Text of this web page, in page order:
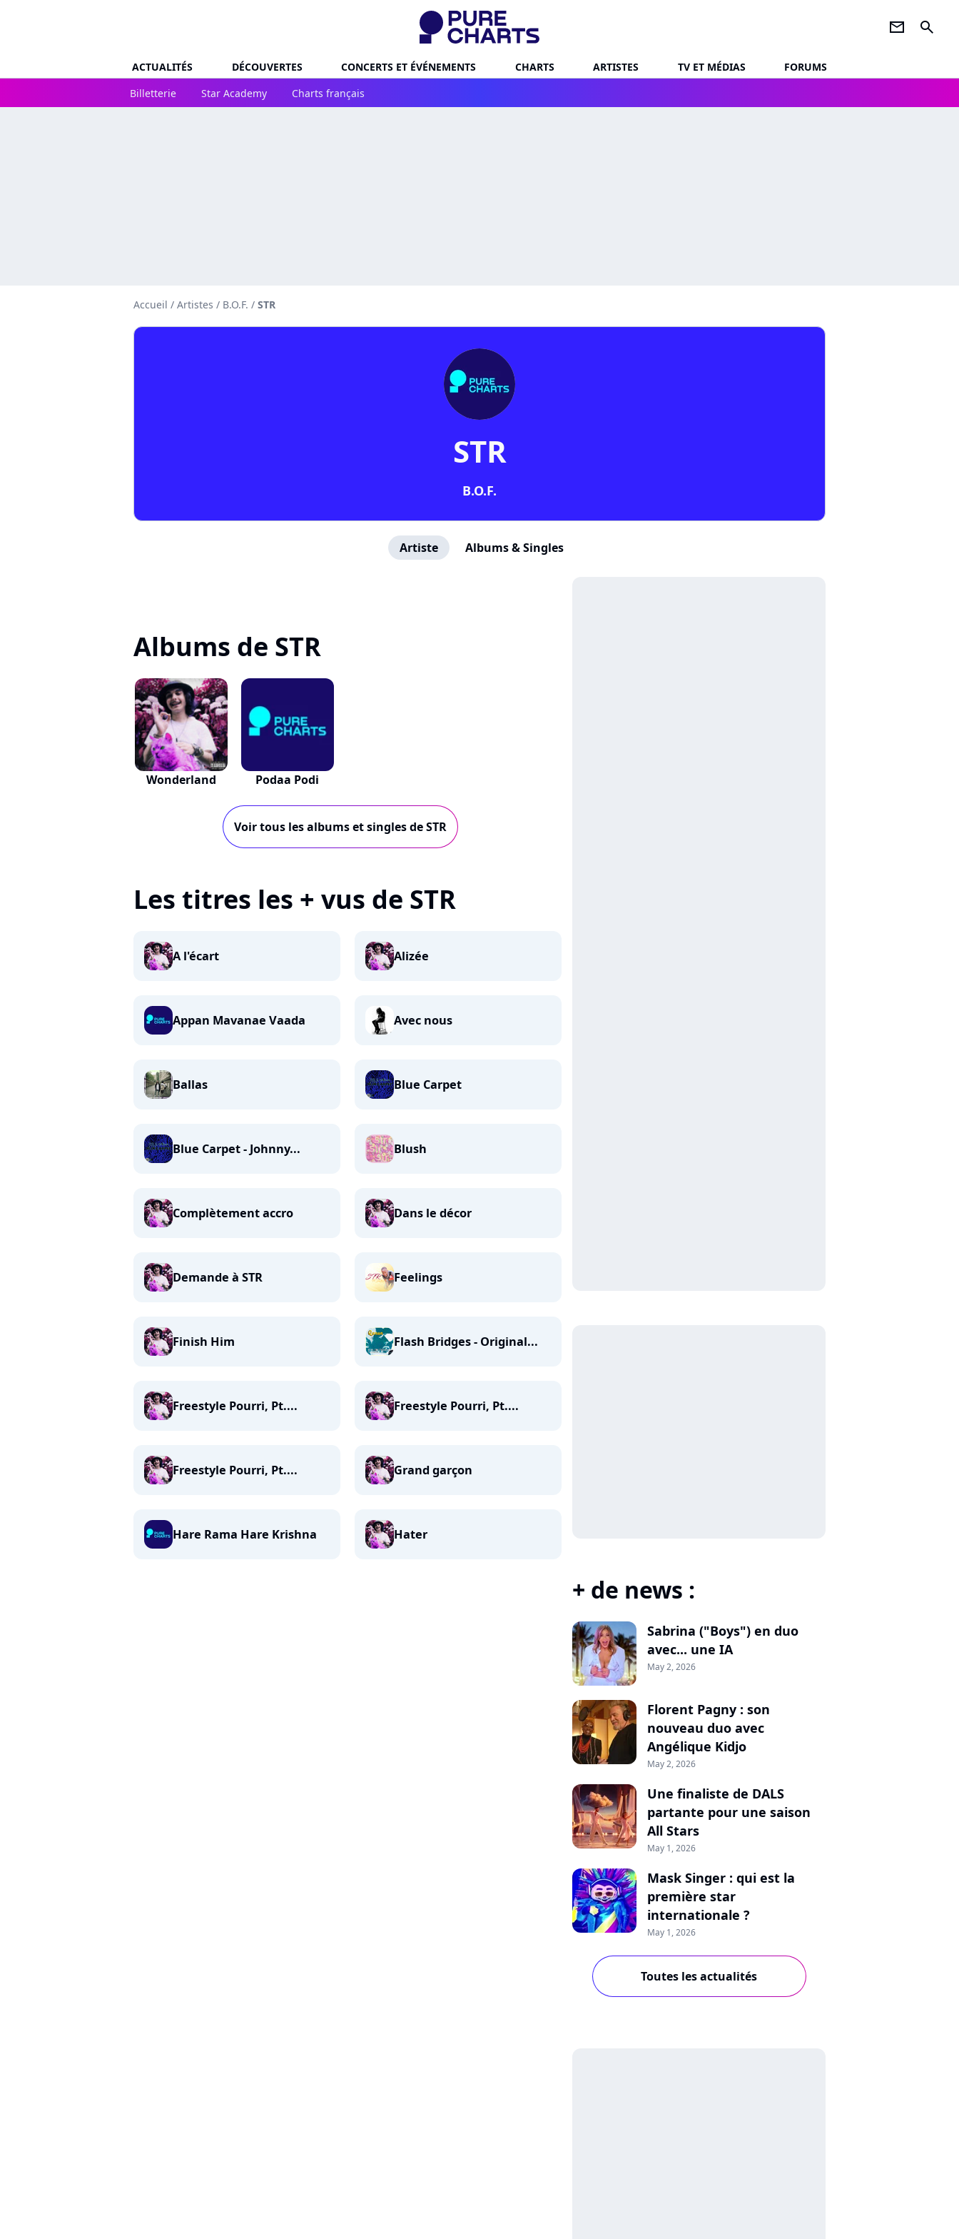
newsletter search
ACTUALITÉS DÉCOUVERTES CONCERTS ET ÉVÉNEMENTS CHARTS ARTISTES TV ET MÉDIAS
FORUMS
Billetterie
Star Academy Charts français
Accueil / Artistes / B.O.F. / STR
STR
B.O.F.
Artiste Albums & Singles
Albums de STR
Wonderland Podaa Podi
Voir tous les albums et singles de STR
Les titres les + vus de STR
A l'écart Alizée
Appan Mavanae Vaada Avec nous
Ballas Blue Carpet
Blue Carpet - Johnny... Blush
Complètement accro Dans le décor
Demande à STR Feelings
Finish Him Flash Bridges - Original...
Freestyle Pourri, Pt.... Freestyle Pourri, Pt....
Freestyle Pourri, Pt.... Grand garçon
Hare Rama Hare Krishna Hater
+ de news :
Sabrina ("Boys") en duo
avec... une IA
May 2, 2026
Florent Pagny : son
nouveau duo avec
Angélique Kidjo
May 2, 2026
Une finaliste de DALS
partante pour une saison
All Stars
May 1, 2026
Mask Singer : qui est la
première star
internationale ?
May 1, 2026
Toutes les actualités